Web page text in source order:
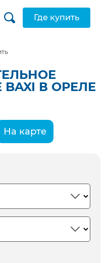
Где купить
В ОРЕЛЕ
На карте